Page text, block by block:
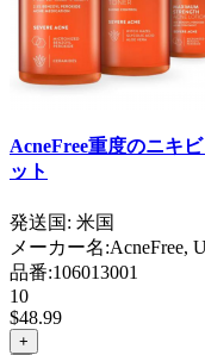
AcneFree重度のニキ
ット
発送国: 米国
メーカー名:AcneFree,
品番:106013001
10
$48.99
+